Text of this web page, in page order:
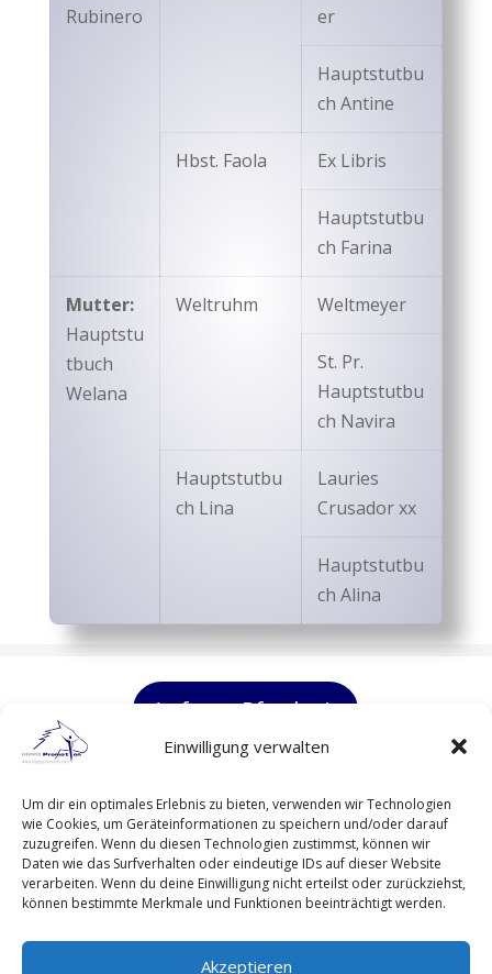
Einwilligung verwalten
Um dir ein optimales Erlebnis zu bieten, verwenden wir Technologien
wie Cookies, um Geräteinformationen zu speichern und/oder darauf
zuzugreifen. Wenn du diesen Technologien zustimmst, können wir
Daten wie das Surfverhalten oder eindeutige IDs auf dieser Website
verarbeiten. Wenn du deine Einwilligung nicht erteilst oder zurückziehst,
können bestimmte Merkmale und Funktionen beeinträchtigt werden.
Akzeptieren
Rubinero
er
Hauptstutbu
ch Antine
Hbst. Faola Ex Libris
Hauptstutbu
ch Farina
Mutter:
Hauptstu
tbuch
Welana
Weltruhm Weltmeyer
St. Pr.
Hauptstutbu
ch Navira
Hauptstutbu
ch Lina
Lauries
Crusador xx
Hauptstutbu
ch Alina
Anfrage Pferde
Alter Weg 11 in 36367 Wartenberg
Kontakt
Impressum
Datenschutz